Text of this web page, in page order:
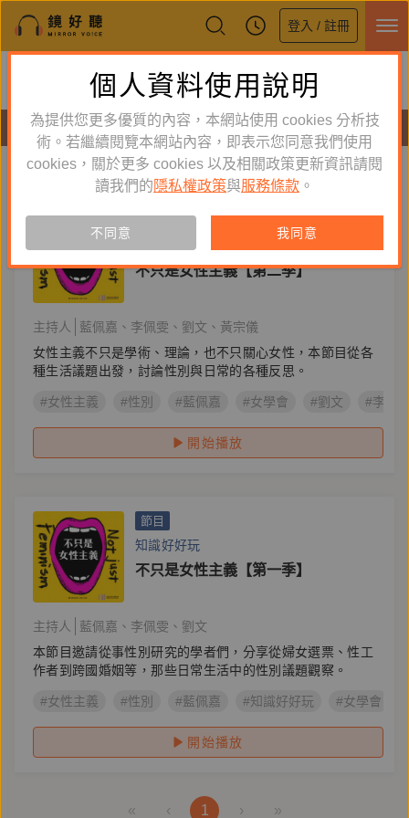
登入 / 註冊
鏡好聽全新APP上線
體驗全面升級，即刻下載
節目
女學會 新到舊 舊到新
知識好好玩
不只是女性主義【第二季】
主持人 藍佩嘉 李佩雯 劉文
黃宗儀
女性主義不只是學術、理論，也不只關心女性，本節目從各
種生活議題出發，討論性別與日常的各種反思。
#女性主義 #性別 #藍佩嘉 #女學會 #劉文 #李佩
開始播放
節目
知識好好玩
不只是女性主義【第一季】
主持人 藍佩嘉 李佩雯
劉文
本節目邀請從事性別研究的學者們，分享從婦女選票、性工
作者到跨國婚姻等，那些日常生活中的性別議題觀察。
#女性主義 #性別 #藍佩嘉 #知識好好玩 #女學會
開始播放
« ‹ 1 › »
個人資料使用說明
為提供您更多優質的內容，本網站使用 cookies 分析技
術。若繼續閱覽本網站內容，即表示您同意我們使用
cookies，關於更多 cookies 以及相關政策更新資訊請閱
讀我們的 隱私權政策與服務條款 。
不同意 我同意